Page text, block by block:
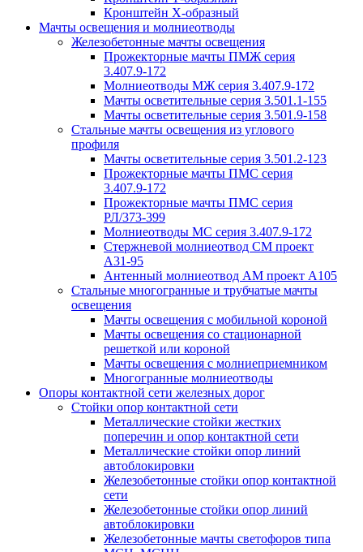
Кронштейн Х-образный
Мачты освещения и молниеотводы
Железобетонные мачты освещения
Прожекторные мачты ПМЖ серия
3.407.9-172
Молниеотводы МЖ серия 3.407.9-172
Мачты осветительные серия 3.501.1-155
Мачты осветительные серия 3.501.9-158
Стальные мачты освещения из углового
профиля
Мачты осветительные серия 3.501.2-123
Прожекторные мачты ПМС серия
3.407.9-172
Прожекторные мачты ПМС серия
РЛ/373-399
Молниеотводы МС серия 3.407.9-172
Стержневой молниеотвод СМ проект
А31-95
Антенный молниеотвод АМ проект А105
Стальные многогранные и трубчатые мачты
освещения
Мачты освещения с мобильной короной
Мачты освещения со стационарной
решеткой или короной
Мачты освещения с молниеприемником
Многогранные молниеотводы
Опоры контактной сети железных дорог
Стойки опор контактной сети
Металлические стойки жестких
поперечин и опор контактной сети
Металлические стойки опор линий
автоблокировки
Железобетонные стойки опор контактной
сети
Железобетонные стойки опор линий
автоблокировки
Железобетонные мачты светофоров типа